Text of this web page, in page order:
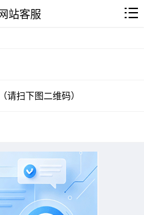
站客服
请扫下图二维码）